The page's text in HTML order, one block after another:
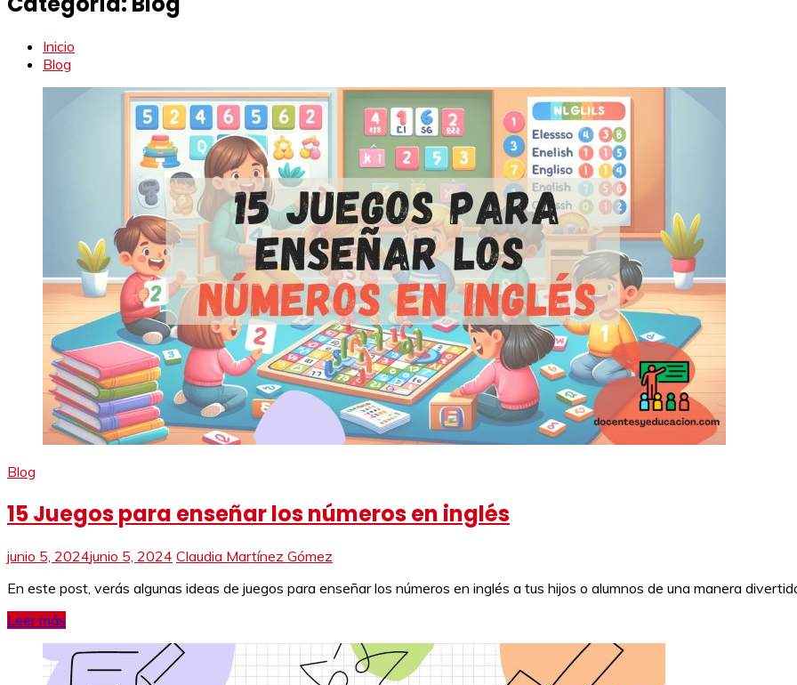
Inicio
Blog
Blog
15 Juegos para enseñar los números en inglés
junio 5, 2024junio 5, 2024 Claudia Martínez Gómez
En este post, verás algunas ideas de juegos para enseñar los números en inglés a tus hijos o alumnos de una manera
Leer más